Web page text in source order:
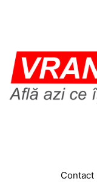
Contact